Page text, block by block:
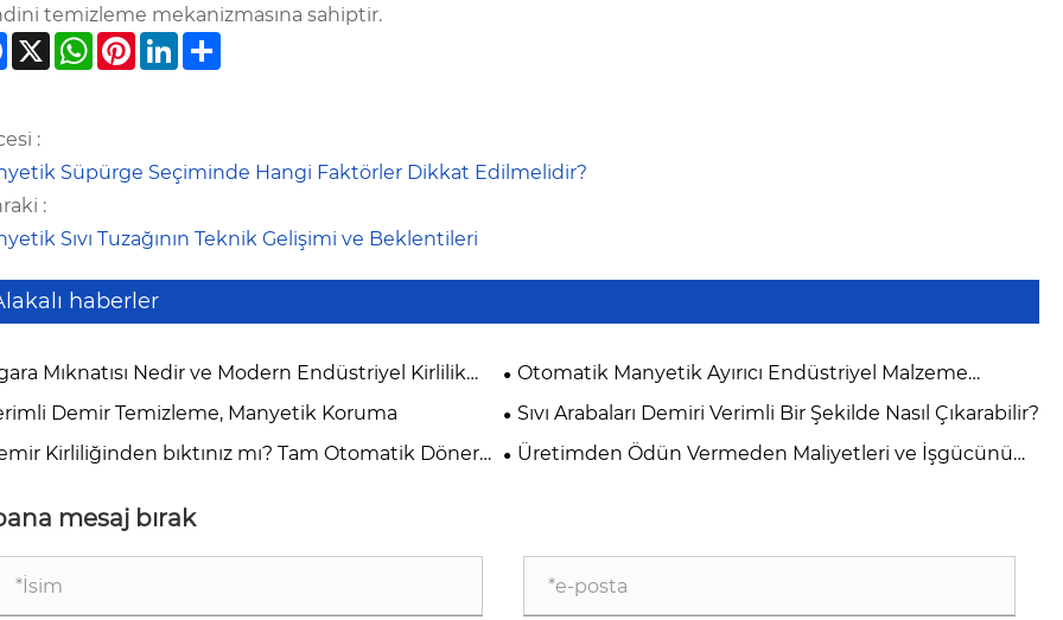
temizleme mekanizmasına sahiptir.
Facebook
X WhatsApp
PinterestLinkedIn
:
Süpürge Seçiminde Hangi Faktörler Dikkat Edilmelidir?
:
Sıvı Tuzağının Teknik Gelişimi ve Beklentileri
haberler
Mıknatısı Nedir ve Modern Endüstriyel Kirlilik
Neden Önemlidir?
Otomatik Manyetik Ayırıcı Endüstriyel Malzeme
Saflığını Nasıl Artırır?
Demir Temizleme, Manyetik Koruma
Sıvı Arabaları Demiri Verimli Bir Şekilde Nasıl Çıkarabilir?
Kirliliğinden bıktınız mı? Tam Otomatik Döner
Üretimden Ödün Vermeden Maliyetleri ve İşgücünü
mesaj bırak